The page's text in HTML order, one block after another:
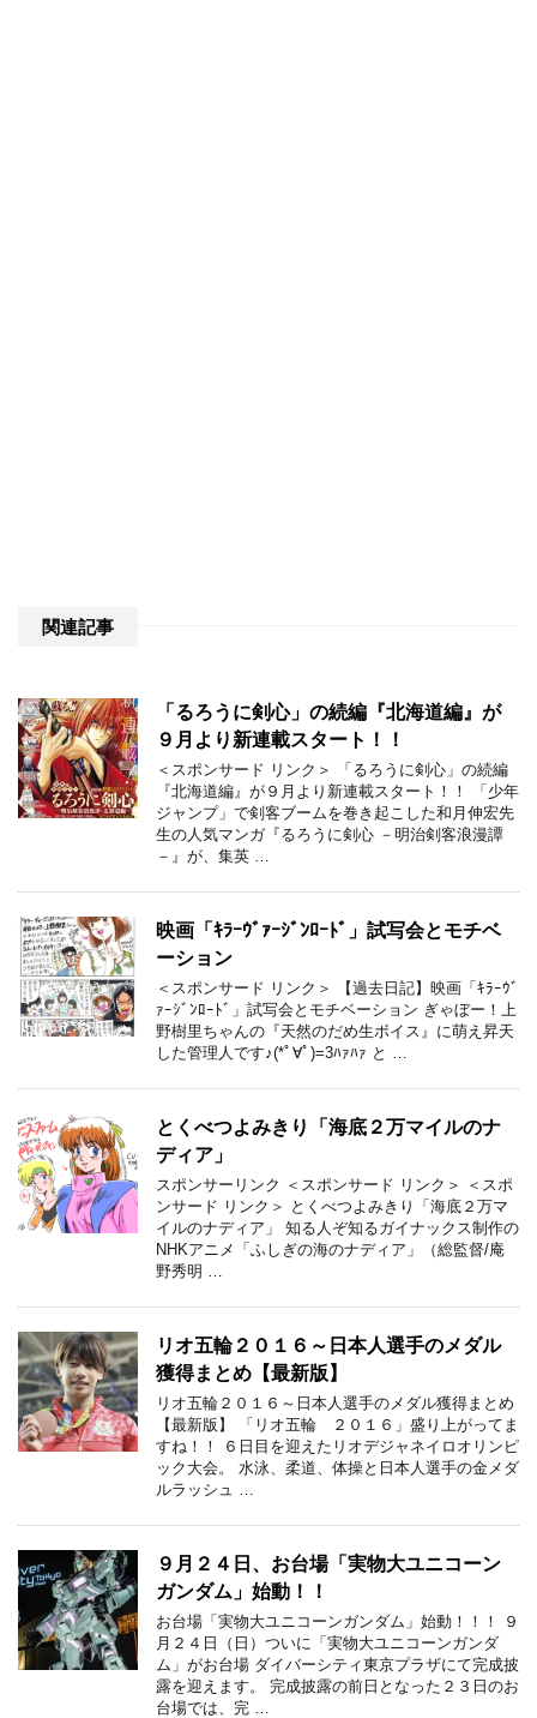
関連記事
「るろうに剣心」の続編『北海道編』が
９月より新連載スタート！！
＜スポンサード リンク＞ 「るろうに剣心」の続編
『北海道編』が９月より新連載スタート！！ 「少年
ジャンプ」で剣客ブームを巻き起こした和月伸宏先
生の人気マンガ『るろうに剣心 －明治剣客浪漫譚
－』が、集英 …
映画「ｷﾗｰｳﾞｧｰｼﾞﾝﾛｰﾄﾞ」試写会とモチベ
ーション
＜スポンサード リンク＞ 【過去日記】映画「ｷﾗｰｳﾞ
ｧｰｼﾞﾝﾛｰﾄﾞ」試写会とモチベーション ぎゃぼー！上
野樹里ちゃんの『天然のだめ生ボイス』に萌え昇天
した管理人です♪(*ﾟ∀ﾟ)=3ﾊｧﾊｧ と …
とくべつよみきり「海底２万マイルのナ
ディア」
スポンサーリンク ＜スポンサード リンク＞ ＜スポ
ンサード リンク＞ とくべつよみきり「海底２万マ
イルのナディア」 知る人ぞ知るガイナックス制作の
NHKアニメ「ふしぎの海のナディア」（総監督/庵
野秀明 …
リオ五輪２０１６～日本人選手のメダル
獲得まとめ【最新版】
リオ五輪２０１６～日本人選手のメダル獲得まとめ
【最新版】 「リオ五輪 ２０１６」盛り上がってま
すね！！ ６日目を迎えたリオデジャネイロオリンピ
ック大会。 水泳、柔道、体操と日本人選手の金メダ
ルラッシュ …
９月２４日、お台場「実物大ユニコーン
ガンダム」始動！！
お台場「実物大ユニコーンガンダム」始動！！！ ９
月２４日（日）ついに「実物大ユニコーンガンダ
ム」がお台場 ダイバーシティ東京プラザにて完成披
露を迎えます。 完成披露の前日となった２３日のお
台場では、完 …